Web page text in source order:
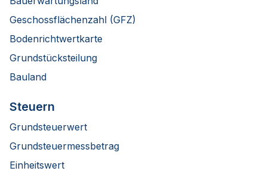
Geschossflächenzahl (GFZ)
Bodenrichtwertkarte
Grundstücksteilung
Bauland
Steuern
Grundsteuerwert
Grundsteuermessbetrag
Einheitswert